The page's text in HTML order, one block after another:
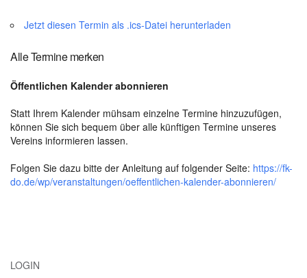
Jetzt diesen Termin als .ics-Datei herunterladen
Alle Termine merken
Öffentlichen Kalender abonnieren
Statt Ihrem Kalender mühsam einzelne Termine hinzuzufügen,
können Sie sich bequem über alle künftigen Termine unseres
Vereins informieren lassen.
Folgen Sie dazu bitte der Anleitung auf folgender Seite: https://fk-
do.de/wp/veranstaltungen/oeffentlichen-kalender-abonnieren/
LOGIN